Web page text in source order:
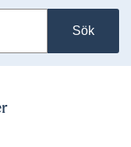
Sök